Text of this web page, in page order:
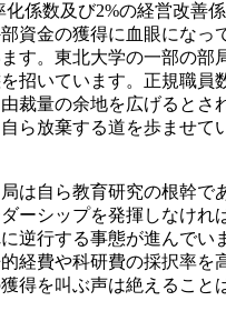
係数及び2%の経営改善
資金の獲得に血眼になっ
す。東北大学の一部の部
招いています。正規職員
裁量の余地を広げるとさ
ら放棄する道を歩ませて
は自ら教育研究の根幹で
ーシップを発揮しなけれ
逆行する事態が進んでい
経費や科研費の採択率を
得を叫ぶ声は絶えること